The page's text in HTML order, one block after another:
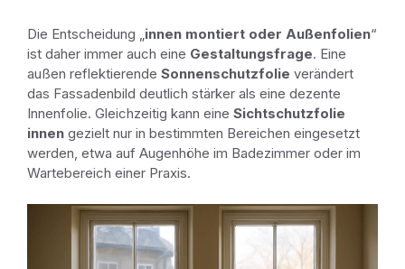
Die Entscheidung „innen montiert oder Außenfolien“
ist daher immer auch eine Gestaltungsfrage. Eine
außen reflektierende Sonnenschutzfolie verändert
das Fassadenbild deutlich stärker als eine dezente
Innenfolie. Gleichzeitig kann eine Sichtschutzfolie
innen gezielt nur in bestimmten Bereichen eingesetzt
werden, etwa auf Augenhöhe im Badezimmer oder im
Wartebereich einer Praxis.